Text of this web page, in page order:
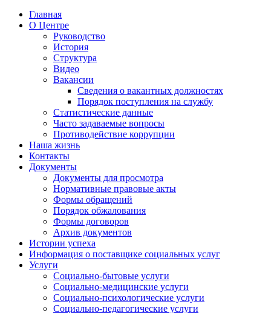
Главная
О Центре
Руководство
История
Структура
Видео
Вакансии
Сведения о вакантных должностях
Порядок поступления на службу
Статистические данные
Часто задаваемые вопросы
Противодействие коррупции
Наша жизнь
Контакты
Документы
Документы для просмотра
Нормативные правовые акты
Формы обращений
Порядок обжалования
Формы договоров
Архив документов
Истории успеха
Информация о поставщике социальных услуг
Услуги
Социально-бытовые услуги
Социально-медицинские услуги
Социально-психологические услуги
Социально-педагогические услуги